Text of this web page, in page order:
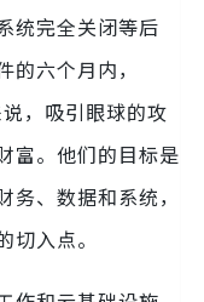
统完全关闭等后
六个月内，
，吸引眼球的攻
富。他们的目标是
、数据和系统，
切入点。